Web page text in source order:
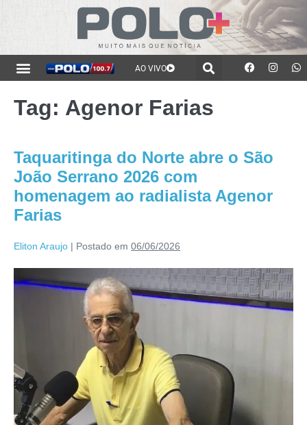
AO VIVO
Tag: Agenor Farias
Taquaritinga do Norte abre o São
João Serrano 2026 com
homenagem ao radialista Agenor
Farias
Eliton Araujo | Postado em 06/06/2026